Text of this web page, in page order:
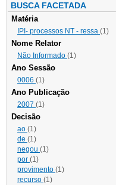
BUSCA FACETADA
Matéria
IPI- processos NT - ressa (1)
Nome Relator
Não Informado (1)
Ano Sessão
0006 (1)
Ano Publicação
2007 (1)
Decisão
ao (1)
de (1)
negou (1)
por (1)
provimento (1)
recurso (1)